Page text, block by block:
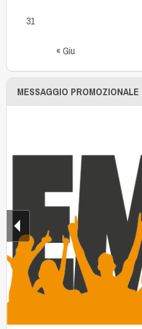
« Giu
31
MESSAGGIO PROMOZIONALE